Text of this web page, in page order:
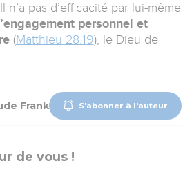
pas d’efficacité par lui-même
personnel et
(Matthieu 28.19), le Dieu de
Frank S'abonner à l'auteur
de vous !